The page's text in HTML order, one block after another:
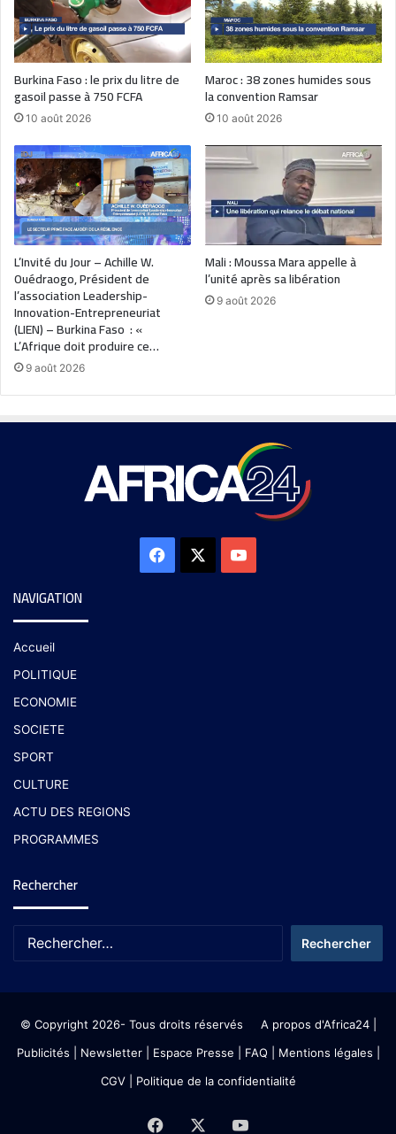
Burkina Faso : le prix du litre de
gasoil passe à 750 FCFA
10 août 2026
Maroc : 38 zones humides sous
la convention Ramsar
10 août 2026
L’Invité du Jour – Achille W.
Ouédraogo, Président de
l’association Leadership-
Innovation-Entrepreneuriat
(LIEN) – Burkina Faso : «
L’Afrique doit produire ce…
9 août 2026
Mali : Moussa Mara appelle à
l’unité après sa libération
9 août 2026
NAVIGATION
Accueil
POLITIQUE
ECONOMIE
SOCIETE
SPORT
CULTURE
ACTU DES REGIONS
PROGRAMMES
Rechercher
© Copyright 2026- Tous droits réservés A propos d'Africa24|
Publicités
Newsletter| Espace Presse | FAQ | Mentions légales
CGV| Politique de la confidentialité